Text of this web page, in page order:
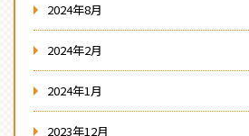
2024年8月
2024年2月
2024年1月
2023年12月